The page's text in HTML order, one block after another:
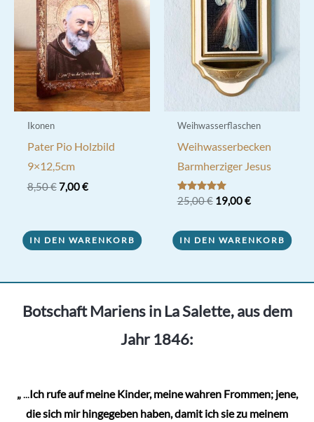
Optionen
können
der
Produktseite
werden
Ikonen
Pater Pio Holzbild
9×12,5cm
8,50€ Ursprünglicher
7,00€Aktueller
IN DEN WARENKORB
Weihwasserflaschen
Weihwasserbecken
Barmherziger Jesus
Bewertet mit
5.00
25,00€ Ursprünglicher
25,00 €
19,00€Aktueller
19,00 €.
IN DEN WARENKORB
Botschaft Mariens in La Salette, aus dem
Jahr 1846:
„...Ich rufe auf meine Kinder, meine wahren Frommen; jene,
die sich mir hingegeben haben, damit ich sie zu meinem